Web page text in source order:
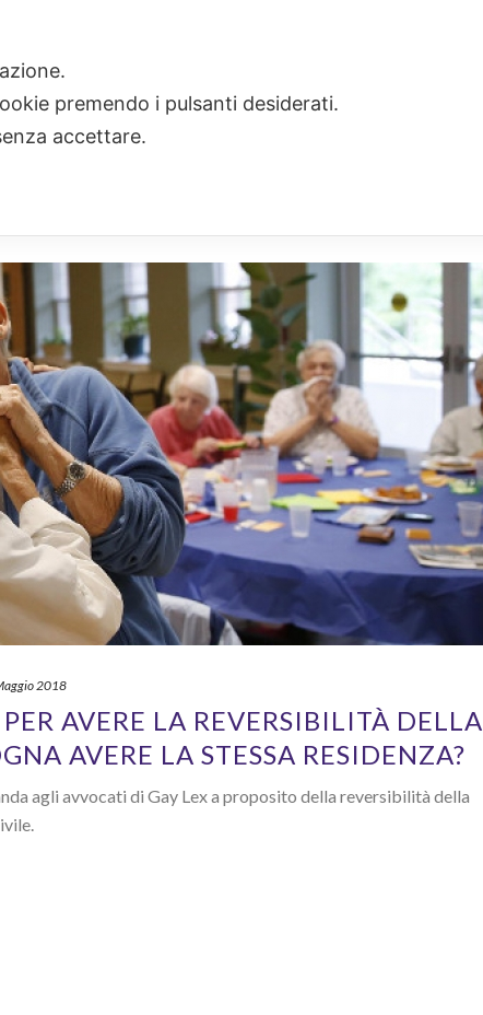
2018
AVERE LA REVERSIBILITÀ DELLA
AVERE LA STESSA RESIDENZA?
agli avvocati di Gay Lex a proposito della reversibilità della
premendo i pulsanti desiderati.
accettare.